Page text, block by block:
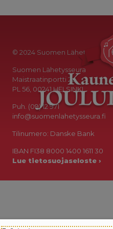
© 2024 Suomen Lähetysseura
Suomen Lähetysseura
Maistraatinportti 2a
PL 56, 00241 HELSINKI
Puh. (09) 12 971
info@suomenlahetysseura.fi
Tilinumero: Danske Bank
IBAN FI38 8000 1400 1611 30
Lue tietosuojaseloste ›